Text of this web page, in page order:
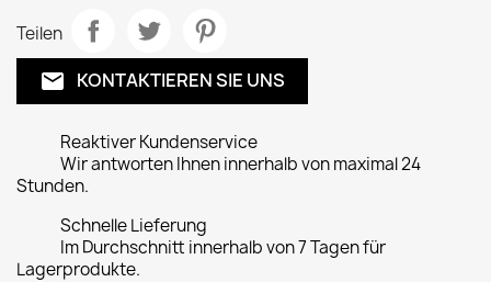
Teilen
email KONTAKTIEREN SIE UNS
Reaktiver Kundenservice
Wir antworten Ihnen innerhalb von maximal 24
Stunden.
Schnelle Lieferung
Im Durchschnitt innerhalb von 7 Tagen für
Lagerprodukte.